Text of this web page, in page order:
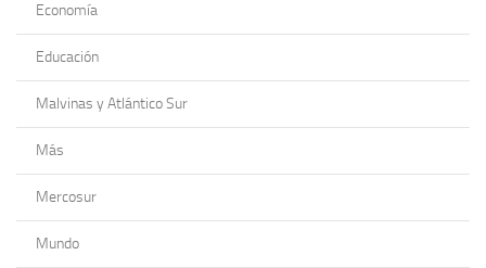
Economía
Educación
Malvinas y Atlántico Sur
Más
Mercosur
Mundo